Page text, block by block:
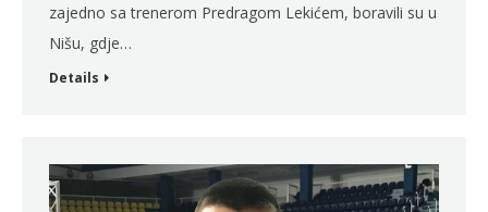
zajedno sa trenerom Predragom Lekićem, boravili su u
Nišu, gdje…
Details